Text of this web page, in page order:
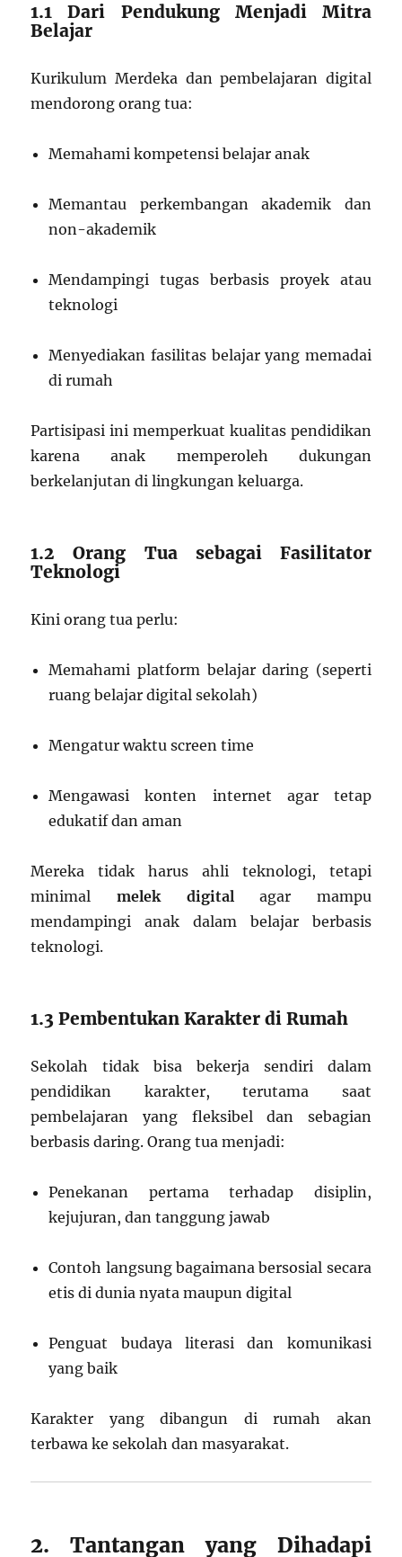
1.1 Dari Pendukung Menjadi Mitra
Belajar
Kurikulum Merdeka dan pembelajaran digital
mendorong orang tua:
Memahami kompetensi belajar anak
Memantau perkembangan akademik dan
non-akademik
Mendampingi tugas berbasis proyek atau
teknologi
Menyediakan fasilitas belajar yang memadai
di rumah
Partisipasi ini memperkuat kualitas pendidikan
karena anak memperoleh dukungan
berkelanjutan di lingkungan keluarga.
1.2 Orang Tua sebagai Fasilitator
Teknologi
Kini orang tua perlu:
Memahami platform belajar daring (seperti
ruang belajar digital sekolah)
Mengatur waktu screen time
Mengawasi konten internet agar tetap
edukatif dan aman
Mereka tidak harus ahli teknologi, tetapi
minimal melek digitalagar mampu
mendampingi anak dalam belajar berbasis
teknologi.
1.3 Pembentukan Karakter di Rumah
Sekolah tidak bisa bekerja sendiri dalam
pendidikan karakter, terutama saat
pembelajaran yang fleksibel dan sebagian
berbasis daring. Orang tua menjadi:
Penekanan pertama terhadap disiplin,
kejujuran, dan tanggung jawab
Contoh langsung bagaimana bersosial secara
etis di dunia nyata maupun digital
Penguat budaya literasi dan komunikasi
yang baik
Karakter yang dibangun di rumah akan
terbawa ke sekolah dan masyarakat.
2. Tantangan yang Dihadapi